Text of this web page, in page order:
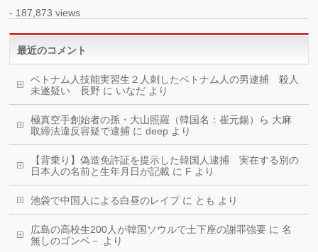
- 187,873 views
最近のコメント
ベトナム人技能実習生２人刺したベトナム人の男逮捕 殺人
未遂疑い 長野 に いなだ より
極真空手創始者の孫・大山照羅（韓国名：崔元鍚）ら 大麻
取締法違反容疑で逮捕 にdeep より
【背乗り】偽造免許証を提示した韓国人逮捕 実在する別の
日本人の名前と生年月日が記載 に F より
池袋で中国人による白昼のレイプに とも より
広島の高校生200人が韓国ソウルで土下座の謝罪強要 に名
無しのゴンベ－
より